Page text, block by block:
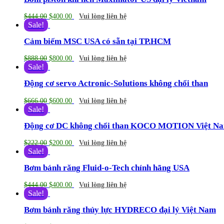
$444.00 $400.00 Vui lòng liên hệ
Sale!
Cảm biếm MSC USA có sẵn tại TP.HCM
$888.00 $800.00 Vui lòng liên hệ
Sale!
Động cơ servo Actronic-Solutions không chổi than
$666.00 $600.00 Vui lòng liên hệ
Sale!
Động cơ DC không chổi than KOCO MOTION Việt
$222.00 $200.00 Vui lòng liên hệ
Sale!
Bơm bánh răng Fluid-o-Tech chính hãng USA
$444.00 $400.00 Vui lòng liên hệ
Sale!
Bơm bánh răng thủy lực HYDRECO đại lý Việt Nam